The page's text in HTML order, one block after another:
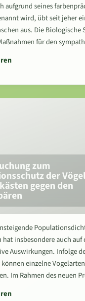
aufgrund seines
wird, übt seit jeher
aus. Die Biologische
für den
zum
der Vögel
gegen den
hat insbesondere auch
Auswirkungen. Infolge
einzelne
Im Rahmen des neuen